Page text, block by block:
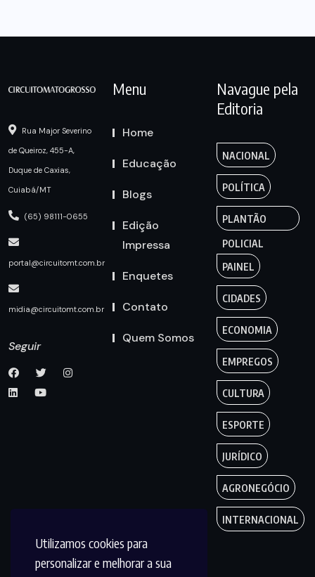
Utilizamos cookies para
personalizar e melhorar a sua
Rua Major Severino
de Queiroz, 455-A,
Duque de Caxias,
Cuiabá/MT
(65) 98111-0655
portal@circuitomt.com.br
midia@circuitomt.com.br
Seguir
Menu
Home
Educação
Blogs
Edição
Impressa
Enquetes
Contato
Quem Somos
Navague pela
Editoria
NACIONAL
POLÍTICA
PLANTÃO
POLICIAL
PAINEL
CIDADES
ECONOMIA
EMPREGOS
CULTURA
ESPORTE
JURÍDICO
AGRONEGÓCIO
INTERNACIONAL